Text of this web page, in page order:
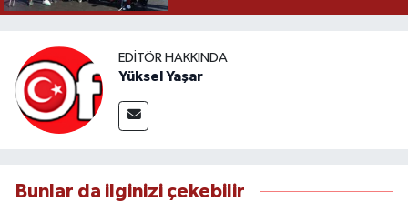
EDITÖR HAKKINDA
Yüksel Yaşar
Bunlar da ilginizi çekebilir